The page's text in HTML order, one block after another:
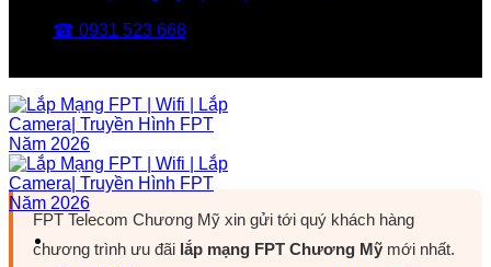
☎ 0931 523 668
FPT Telecom Chương Mỹ xin gửi tới quý khách hàng
chương trình ưu đãi lắp mạng FPT Chương Mỹ mới nhất.